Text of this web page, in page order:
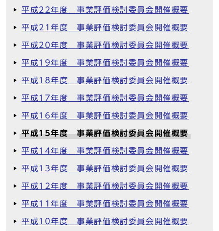
平成22年度 事業評価検討委員会開催概要
平成21年度 事業評価検討委員会開催概要
平成20年度 事業評価検討委員会開催概要
平成19年度 事業評価検討委員会開催概要
平成18年度 事業評価検討委員会開催概要
平成17年度 事業評価検討委員会開催概要
平成16年度 事業評価検討委員会開催概要
平成15年度 事業評価検討委員会開催概要
平成14年度 事業評価検討委員会開催概要
平成13年度 事業評価検討委員会開催概要
平成12年度 事業評価検討委員会開催概要
平成11年度 事業評価検討委員会開催概要
平成10年度 事業評価検討委員会開催概要